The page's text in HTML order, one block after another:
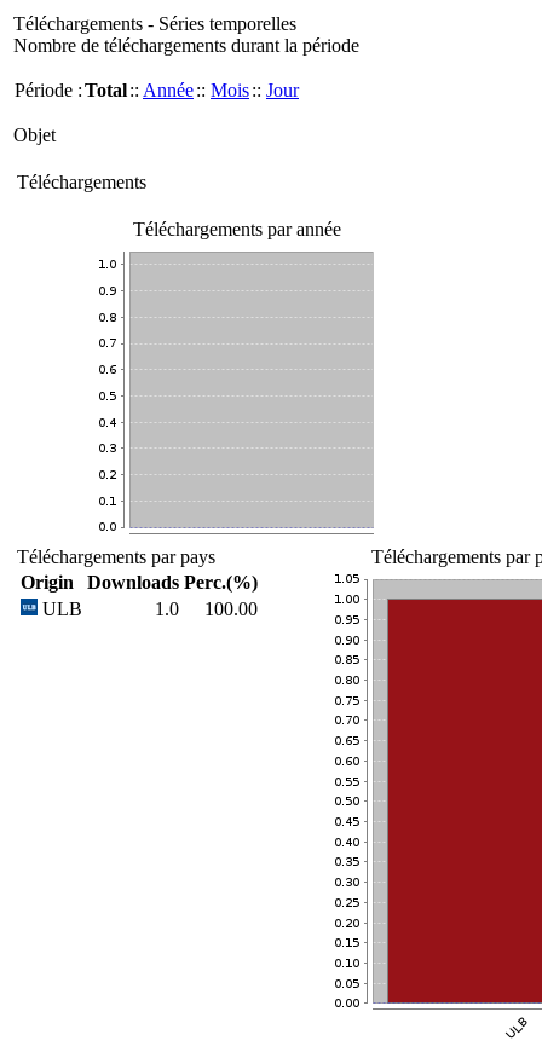
Téléchargements - Séries temporelles
Nombre de téléchargements durant la période
Période :Total:: Année:: Mois:: Jour
Objet
Téléchargements
Téléchargements par année
Téléchargements par pays
Origin
Downloads Perc.(%)
ULB
1.0 100.00
Téléchargements par